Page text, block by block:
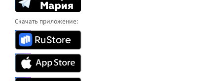
Скачать приложение: